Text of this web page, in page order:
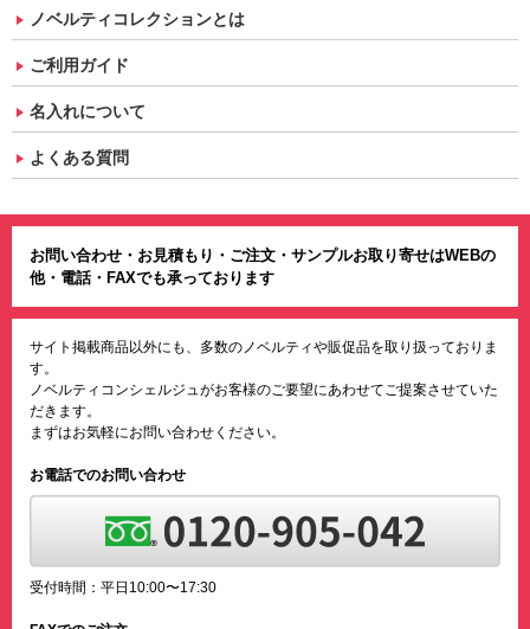
ノベルティコレクションとは
ご利用ガイド
名入れについて
よくある質問
お問い合わせ・お見積もり・ご注文・サンプルお取り寄せはWEBの
他・電話・FAXでも承っております
サイト掲載商品以外にも、多数のノベルティや販促品を取り扱っておりま
す。
ノベルティコンシェルジュがお客様のご要望にあわせてご提案させていた
だきます。
まずはお気軽にお問い合わせください。
お電話でのお問い合わせ
受付時間：平日10:00〜17:30